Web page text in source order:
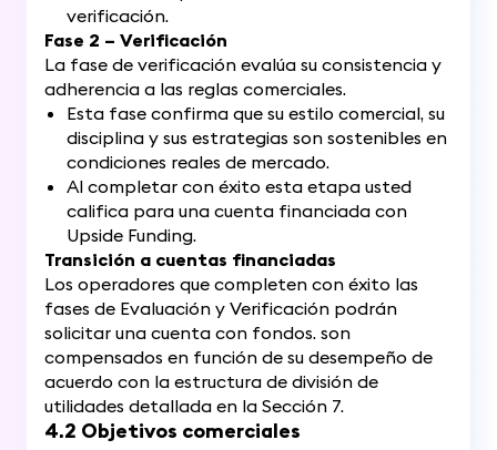
verificación.
Fase 2 – Verificación
La fase de verificación evalúa su consistencia y
adherencia a las reglas comerciales.
Esta fase confirma que su estilo comercial, su
disciplina y sus estrategias son sostenibles en
condiciones reales de mercado.
Al completar con éxito esta etapa usted
califica para una cuenta financiada con
Upside Funding.
Transición a cuentas financiadas
Los operadores que completen con éxito las
fases de Evaluación y Verificación podrán
solicitar una cuenta con fondos. son
compensados ​​en función de su desempeño de
acuerdo con la estructura de división de
utilidades detallada en la Sección 7.
4.2 Objetivos comerciales